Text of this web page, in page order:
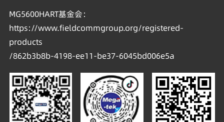
MG5600HART基金会：
https://www.fieldcommgroup.org/registered-
products
/862b3b8b-4198-ee11-be37-6045bd006e5a